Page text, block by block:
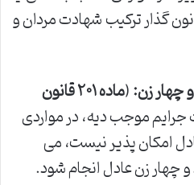
گذار ترکیب شهادت مردان و
چهار زن:(
ماده ۲۰۱ قانون
جرایم موجب دیه، در مواردی
امکان پذیر نیست، می
چهار زن عادل انجام شود.